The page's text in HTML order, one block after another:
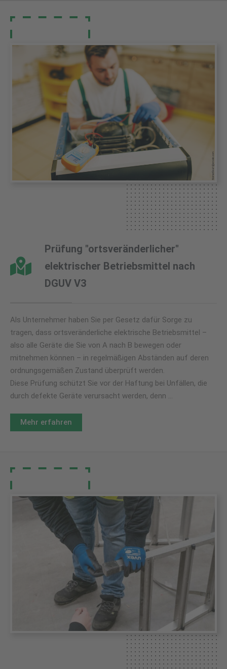
Prüfung "ortsveränderlicher"
elektrischer Betriebsmittel nach
DGUV V3
Als Unternehmer haben Sie per Gesetz dafür Sorge zu
tragen, dass ortsveränderliche elektrische Betriebsmittel –
also alle Geräte die Sie von A nach B bewegen oder
mitnehmen können – in regelmäßigen Abständen auf deren
ordnungsgemäßen Zustand überprüft werden.
Diese Prüfung schützt Sie vor der Haftung bei Unfällen, die
durch defekte Geräte verursacht werden, denn …
Mehr erfahren